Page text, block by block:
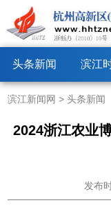
头条新闻 滨江
滨江新闻网 >头条新闻
2024浙江农业
发布